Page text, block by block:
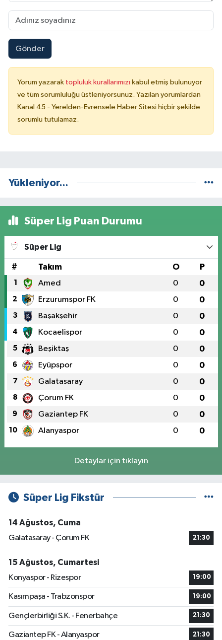
Gönder
Yorum yazarak topluluk kurallarımızı kabul etmiş bulunuyor
ve tüm sorumluluğu üstleniyorsunuz. Yazılan yorumlardan
Kanal 45 - Yerelden-Evrensele Haber Sitesi hiçbir şekilde
sorumlu tutulamaz.
Yükleniyor...
Süper Lig Puan Durumu
Süper Lig
# Takım O P
1 Amed 0 0
2 Erzurumspor FK 0 0
3 Başakşehir 0 0
4 Kocaelispor 0 0
5 Beşiktaş 0 0
6 Eyüpspor 0 0
7 Galatasaray 0 0
8 Çorum FK 0 0
9 Gaziantep FK 0 0
10 Alanyaspor 0 0
Detaylar için tıklayın
Süper Lig Fikstür
14 Ağustos, Cuma
Galatasaray - Çorum FK
21:30
15 Ağustos, Cumartesi
Konyaspor - Rizespor
19:00
Kasımpaşa - Trabzonspor 19:00
Gençlerbirliği S.K. - Fenerbahçe 21:30
Gaziantep FK - Alanyaspor 21:30